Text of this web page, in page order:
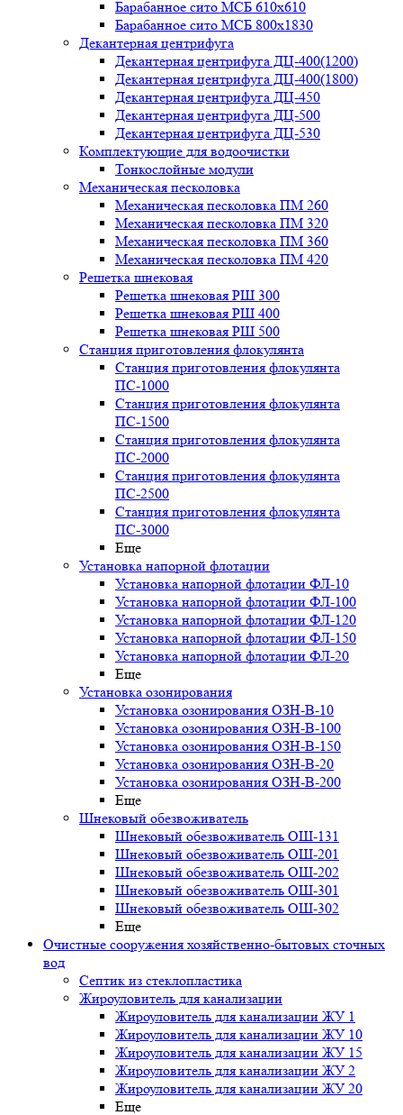
Барабанное сито МСБ 610x610
Барабанное сито МСБ 800x1830
Декантерная центрифуга
Декантерная центрифуга ДЦ-400(1200)
Декантерная центрифуга ДЦ-400(1800)
Декантерная центрифуга ДЦ-450
Декантерная центрифуга ДЦ-500
Декантерная центрифуга ДЦ-530
Комплектующие для водоочистки
Тонкослойные модули
Механическая песколовка
Механическая песколовка ПM 260
Механическая песколовка ПM 320
Механическая песколовка ПM 360
Механическая песколовка ПM 420
Решетка шнековая
Решетка шнековая РШ 300
Решетка шнековая РШ 400
Решетка шнековая РШ 500
Станция приготовления флокулянта
Станция приготовления флокулянта
ПС-1000
Станция приготовления флокулянта
ПС-1500
Станция приготовления флокулянта
ПС-2000
Станция приготовления флокулянта
ПС-2500
Станция приготовления флокулянта
ПС-3000
Еще
Установка напорной флотации
Установка напорной флотации ФЛ-10
Установка напорной флотации ФЛ-100
Установка напорной флотации ФЛ-120
Установка напорной флотации ФЛ-150
Установка напорной флотации ФЛ-20
Еще
Установка озонирования
Установка озонирования ОЗН-В-10
Установка озонирования ОЗН-В-100
Установка озонирования ОЗН-В-150
Установка озонирования ОЗН-В-20
Установка озонирования ОЗН-В-200
Еще
Шнековый обезвоживатель
Шнековый обезвоживатель ОШ-131
Шнековый обезвоживатель ОШ-201
Шнековый обезвоживатель ОШ-202
Шнековый обезвоживатель ОШ-301
Шнековый обезвоживатель ОШ-302
Еще
Очистные сооружения хозяйственно-бытовых сточных
вод
Септик из стеклопластика
Жироуловитель для канализации
Жироуловитель для канализации ЖУ 1
Жироуловитель для канализации ЖУ 10
Жироуловитель для канализации ЖУ 15
Жироуловитель для канализации ЖУ 2
Жироуловитель для канализации ЖУ 20
Еще